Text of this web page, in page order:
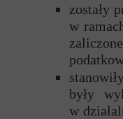
zostały
w
były
w